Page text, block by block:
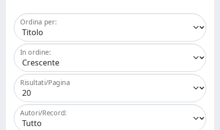
Ordina per:
In ordine:
Risultati/Pagina
Autori/Record: